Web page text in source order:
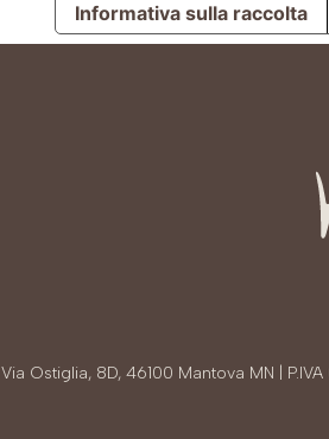
Informativa sulla raccolta
Via Ostiglia, 8D, 46100 Mantova MN |